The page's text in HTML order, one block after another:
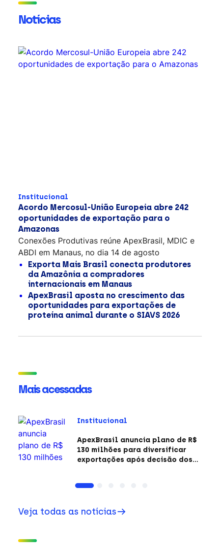
Notícias
Institucional
Acordo Mercosul-União Europeia abre 242
oportunidades de exportação para o
Amazonas
Conexões Produtivas reúne ApexBrasil, MDIC e
ABDI em Manaus, no dia 14 de agosto
Exporta Mais Brasil conecta produtores
da Amazônia a compradores
internacionais em Manaus
ApexBrasil aposta no crescimento das
oportunidades para exportações de
proteína animal durante o SIAVS 2026
Mais acessadas
Institucional
ApexBrasil anuncia plano de R$
130 milhões para diversificar
exportações após decisão dos
Veja todas as notícias